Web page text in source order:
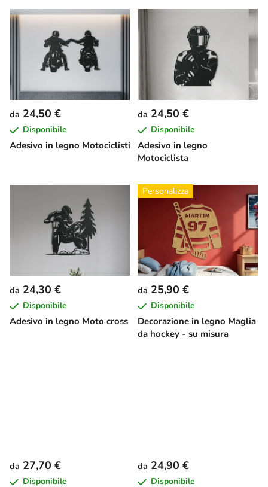
Adesivo in legno Motociclisti
da 24,50 €
Disponibile
Adesivo in legno
Motociclista
da 24,50 €
Disponibile
Adesivo in legno Moto cross
da 24,30 €
Disponibile
Personalizza
Decorazione in legno Maglia
da hockey - su misura
da 25,90 €
Disponibile
da 27,70 €
Disponibile
da 24,90 €
Disponibile